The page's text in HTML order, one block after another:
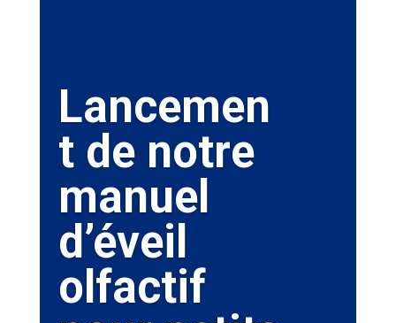
Lancemen
t de notre
manuel
d’éveil
olfactif